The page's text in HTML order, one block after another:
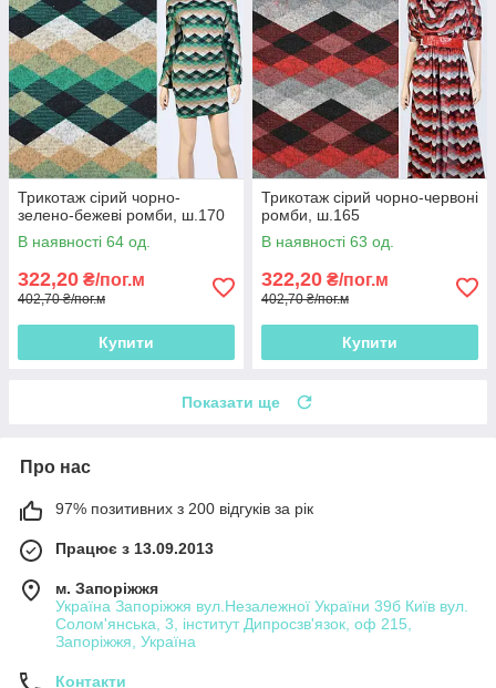
Трикотаж сірий чорно-
зелено-бежеві ромби, ш.170
В наявності 64 од.
322,20 ₴/пог.м
402,70 ₴/пог.м
Купити
Трикотаж сірий чорно-червоні
ромби, ш.165
В наявності 63 од.
322,20 ₴/пог.м
402,70 ₴/пог.м
Купити
Показати ще
Про нас
97% позитивних з 200 відгуків за рік
Працює з 13.09.2013
м. Запоріжжя
Україна Запоріжжя вул.Незалежної України 39б Київ вул.
Солом'янська, 3, інститут Дипросзв'язок, оф 215,
Запоріжжя, Україна
Контакти